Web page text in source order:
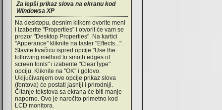
Za lepši prikaz slova na ekranu kod
Windowsa XP
Na desktopu, desnim klikom ovorite meni
i izaberite "Properties" i otvorit će vam se
prozor "Desktop Properties". Na kartici
"Apperance" kliknite na taster "Effects...".
Stavite kvačicu ispred opcije "Use the
following method to smoth edges of
screen fonts" i izaberite "ClearType"
opciju. Kliknite na "OK" i gotovo.
Uključivanjem ove opcije prikaz slova
(fontova) će postati jasniji i prirodniji.
Čitanje tekstova sa ekrana će biti manje
naporno. Ovo je naročito primetno kod
LCD monitora.